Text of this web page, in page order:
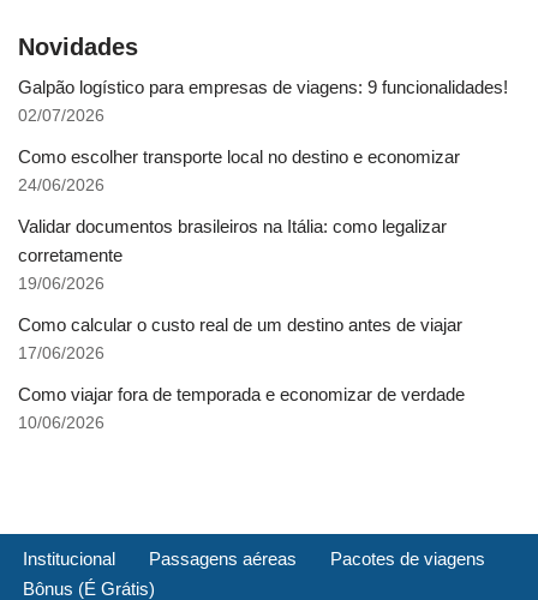
Novidades
Galpão logístico para empresas de viagens: 9 funcionalidades!
02/07/2026
Como escolher transporte local no destino e economizar
24/06/2026
Validar documentos brasileiros na Itália: como legalizar
corretamente
19/06/2026
Como calcular o custo real de um destino antes de viajar
17/06/2026
Como viajar fora de temporada e economizar de verdade
10/06/2026
Institucional Passagens aéreas
Pacotes de viagens
Bônus (É Grátis)